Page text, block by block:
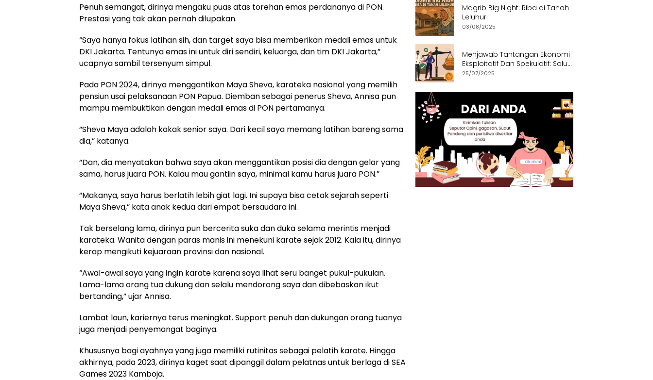
Penuh semangat, dirinya mengaku puas atas torehan emas perdananya di PON.
Prestasi yang tak akan pernah dilupakan.
“Saya hanya fokus latihan sih, dan target saya bisa memberikan medali emas untuk
DKI Jakarta. Tentunya emas ini untuk diri sendiri, keluarga, dan tim DKI Jakarta,”
ucapnya sambil tersenyum simpul.
Pada PON 2024, dirinya menggantikan Maya Sheva, karateka nasional yang memilih
pensiun usai pelaksanaan PON Papua. Diemban sebagai penerus Sheva, Annisa pun
mampu membuktikan dengan medali emas di PON pertamanya.
“Sheva Maya adalah kakak senior saya. Dari kecil saya memang latihan bareng sama
dia,” katanya.
“Dan, dia menyatakan bahwa saya akan menggantikan posisi dia dengan gelar yang
sama, harus juara PON. Kalau mau gantiin saya, minimal kamu harus juara PON.”
“Makanya, saya harus berlatih lebih giat lagi. Ini supaya bisa cetak sejarah seperti
Maya Sheva,” kata anak kedua dari empat bersaudara ini.
Tak berselang lama, dirinya pun bercerita suka dan duka selama merintis menjadi
karateka. Wanita dengan paras manis ini menekuni karate sejak 2012. Kala itu, dirinya
kerap mengikuti kejuaraan provinsi dan nasional.
“Awal-awal saya yang ingin karate karena saya lihat seru banget pukul-pukulan.
Lama-lama orang tua dukung dan selalu mendorong saya dan dibebaskan ikut
bertanding,” ujar Annisa.
Lambat laun, kariernya terus meningkat. Support penuh dan dukungan orang tuanya
juga menjadi penyemangat baginya.
Khususnya bagi ayahnya yang juga memiliki rutinitas sebagai pelatih karate. Hingga
akhirnya, pada 2023, dirinya kaget saat dipanggil dalam pelatnas untuk berlaga di SEA
Games 2023 Kamboja.
Magrib Big Night: Riba di Tanah
Leluhur
03/08/2025
Menjawab Tantangan Ekonomi
Eksploitatif Dan Spekulatif: Solusi
Etis dan Berkeadilan
25/07/2025